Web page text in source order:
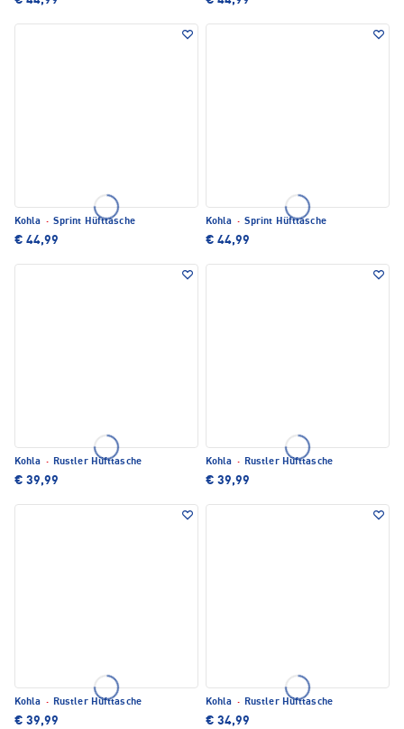
Kohla · Sprint Hüfttasche
€ 44,99
Kohla · Sprint Hüfttasche
€ 44,99
Kohla · Rustler Hüfttasche
€ 39,99
Kohla · Rustler Hüfttasche
€ 39,99
Kohla · Rustler Hüfttasche
€ 39,99
Kohla · Rustler Hüfttasche
€ 34,99